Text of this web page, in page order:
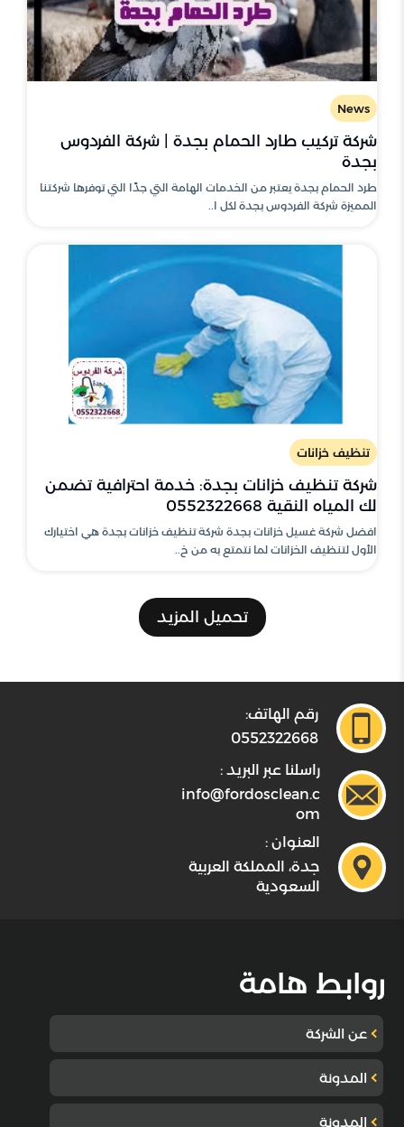
News
شركة تركيب طارد الحمام بجدة | شركة الفردوس
بجدة
طرد الحمام بجدة يعتبر من الخدمات الهامة التي جدًا التي توفرها شركتنا
المميزة شركة الفردوس بجدة لكل ا..
تنظيف خزانات
شركة تنظيف خزانات بجدة: خدمة احترافية تضمن
لك المياه النقية 0552322668
افضل شركة غسيل خزانات بجدة شركة تنظيف خزانات بجدة هي اختيارك
الأول لتنظيف الخزانات لما نتمتع به من خ..
تحميل المزيد
رقم الهاتف:
0552322668
راسلنا عبر البريد :
info@fordosclean.c
om
العنوان :
جدة، المملكة العربية
السعودية
روابط هامة
عن الشركة
المدونة
المدونة